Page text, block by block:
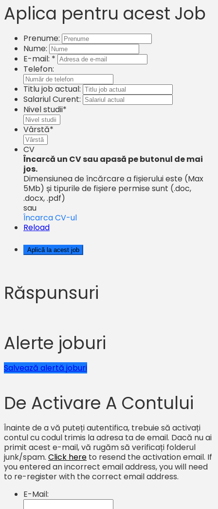
Aplica pentru acest Job
Prenume:
Nume:
E-mail: *
Telefon:
Titlu job actual:
Salariul Curent:
Nivel studii*
Vârstă*
CV
Încarcă un CV sau apasă pe butonul de mai
jos.
Dimensiunea de încărcare a fișierului este (Max
5Mb) și tipurile de fișiere permise sunt (.doc,
.docx, .pdf)
sau
Încarca CV-ul
Reload
Răspunsuri
Alerte joburi
Salvează alertă joburi
De Activare A Contului
Înainte de a vă puteți autentifica, trebuie să activați
contul cu codul trimis la adresa ta de email. Dacă nu ai
primit acest e-mail, vă rugăm să verificați folderul
junk/spam. Click here to resend the activation email. If
you entered an incorrect email address, you will need
to re-register with the correct email address.
E-Mail: